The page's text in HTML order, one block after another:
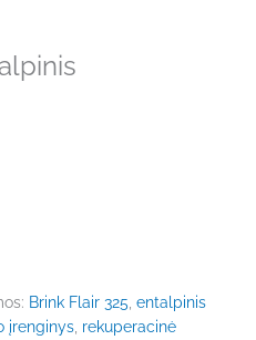
Brink Flair 325 entalpinis
įrenginys rekuperacinė